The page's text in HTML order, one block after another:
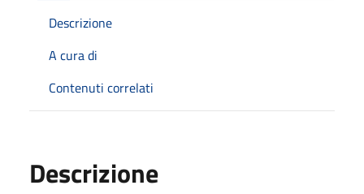
Descrizione
A cura di
Contenuti correlati
Descrizione